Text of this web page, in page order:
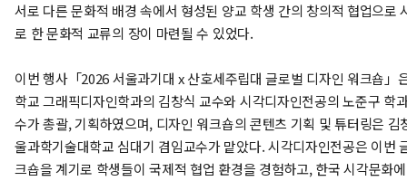
서로 다른 문화적 배경 속에서 형성된 양교 학생 간의 창의적 협업으로
로 한 문화적 교류의 장이 마련될 수 있었다.
이번 행사「2026 서울과기대 x 산호세주립대 글로벌 디자인 워크숍」
학교 그래픽디자인학과의 김창식 교수와 시각디자인전공의 노준구 학
수가 총괄, 기획하였으며, 디자인 워크숍의 콘텐츠 기획 및 튜터링은 김
울과학기술대학교 심대기 겸임교수가 맡았다. 시각디자인전공은 이번
크숍을 계기로 학생들이 국제적 협업 환경을 경험하고, 한국 시각문화